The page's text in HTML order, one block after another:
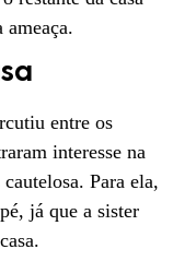
ameaça.
entre os
interesse na
Para ela,
já que a sister